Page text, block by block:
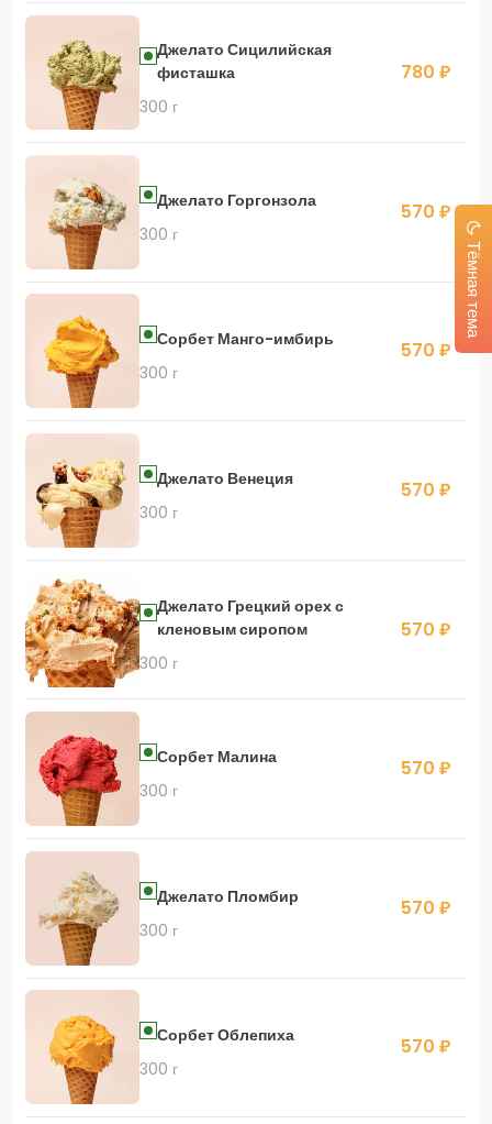
Джелато Сицилийская
фисташка
300 г
780 ₽
Джелато Горгонзола
300 г
570 ₽
Сорбет Манго-имбирь
300 г
570 ₽
Джелато Венеция
300 г
570 ₽
Джелато Грецкий орех с
кленовым сиропом
300 г
570 ₽
Сорбет Малина
300 г
570 ₽
Джелато Пломбир
300 г
570 ₽
Сорбет Облепиха
300 г
570 ₽
Тёмная тема